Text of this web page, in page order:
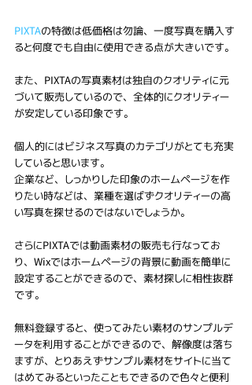
PIXTAの特徴は低価格は勿論、一度写真を購入す
ると何度でも自由に使用できる点が大きいです。
また、PIXTAの写真素材は独自のクオリティに元
づいて販売しているので、全体的にクオリティー
が安定している印象です。
個人的にはビジネス写真のカテゴリがとても充実
していると思います。
企業など、しっかりした印象のホームページを作
りたい時などは、業種を選ばずクオリティーの高
い写真を探せるのではないでしょうか。
さらにPIXTAでは動画素材の販売も行なってお
り、Wixではホームページの背景に動画を簡単に
設定することができるので、素材探しに相性抜群
です。
無料登録すると、使ってみたい素材のサンプルデ
ータを利用することができるので、解像度は落ち
ますが、とりあえずサンプル素材をサイトに当て
はめてみるといったこともできるので色々と便利